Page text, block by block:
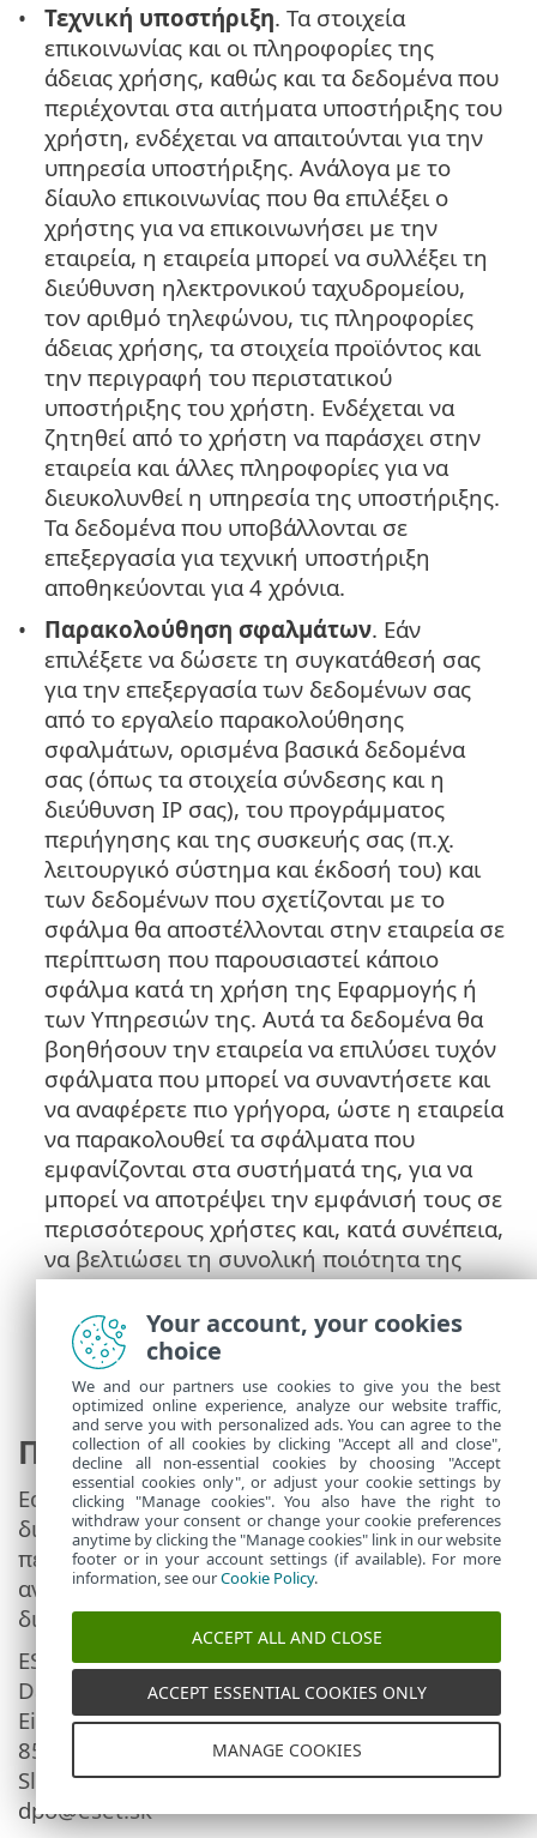
Τεχνική υποστήριξη. Τα στοιχεία
επικοινωνίας και οι πληροφορίες της
άδειας χρήσης, καθώς και τα δεδομένα που
περιέχονται στα αιτήματα υποστήριξης του
χρήστη, ενδέχεται να απαιτούνται για την
υπηρεσία υποστήριξης. Ανάλογα με το
δίαυλο επικοινωνίας που θα επιλέξει ο
χρήστης για να επικοινωνήσει με την
εταιρεία, η εταιρεία μπορεί να συλλέξει τη
διεύθυνση ηλεκτρονικού ταχυδρομείου,
τον αριθμό τηλεφώνου, τις πληροφορίες
άδειας χρήσης, τα στοιχεία προϊόντος και
την περιγραφή του περιστατικού
υποστήριξης του χρήστη. Ενδέχεται να
ζητηθεί από το χρήστη να παράσχει στην
εταιρεία και άλλες πληροφορίες για να
διευκολυνθεί η υπηρεσία της υποστήριξης.
Τα δεδομένα που υποβάλλονται σε
επεξεργασία για τεχνική υποστήριξη
αποθηκεύονται για 4 χρόνια.
Παρακολούθηση σφαλμάτων. Εάν
επιλέξετε να δώσετε τη συγκατάθεσή σας
για την επεξεργασία των δεδομένων σας
από το εργαλείο παρακολούθησης
σφαλμάτων, ορισμένα βασικά δεδομένα
σας (όπως τα στοιχεία σύνδεσης και η
διεύθυνση IP σας), του προγράμματος
περιήγησης και της συσκευής σας (π.χ.
λειτουργικό σύστημα και έκδοσή του) και
των δεδομένων που σχετίζονται με το
σφάλμα θα αποστέλλονται στην εταιρεία σε
περίπτωση που παρουσιαστεί κάποιο
σφάλμα κατά τη χρήση της Εφαρμογής ή
των Υπηρεσιών της. Αυτά τα δεδομένα θα
βοηθήσουν την εταιρεία να επιλύσει τυχόν
σφάλματα που μπορεί να συναντήσετε και
να αναφέρετε πιο γρήγορα, ώστε η εταιρεία
να παρακολουθεί τα σφάλματα που
εμφανίζονται στα συστήματά της, για να
μπορεί να αποτρέψει την εμφάνισή τους σε
περισσότερους χρήστες και, κατά συνέπεια,
να βελτιώσει τη συνολική ποιότητα της
Εφαρμογής και της Υπηρεσίας της
εταιρείας. Η εταιρεία θα καταργήσει αυτά
τα δεδομένα 90 ημέρες μετά την εκτέλεση
της ανάλυσης σφάλματος.
Πληροφορίες επικοινωνίας
Εάν ο χρήστης επιθυμεί να ασκήσει το
δικαίωμά του ως υποκείμενο δεδομένων ή σε
περίπτωση που υπάρχουν ερωτήσεις ή
ανησυχίες, μπορεί να αποστείλει μήνυμα στη
διεύθυνση:
ESET, spol. s r.o.
Data Protection Officer
Einsteinova 24
85101 Bratislava
Slovak Republic
dpo@eset.sk
Your account, your cookies
choice
We and our partners use cookies to give you the best
optimized online experience, analyze our website traffic,
and serve you with personalized ads. You can agree to the
collection of all cookies by clicking "Accept all and close",
decline all non-essential cookies by choosing "Accept
essential cookies only", or adjust your cookie settings by
clicking "Manage cookies". You also have the right to
withdraw your consent or change your cookie preferences
anytime by clicking the "Manage cookies" link in our website
footer or in your account settings (if available). For more
information, see ourCookie Policy.
ACCEPT ALL AND CLOSE
ACCEPT ESSENTIAL COOKIES ONLY
MANAGE COOKIES